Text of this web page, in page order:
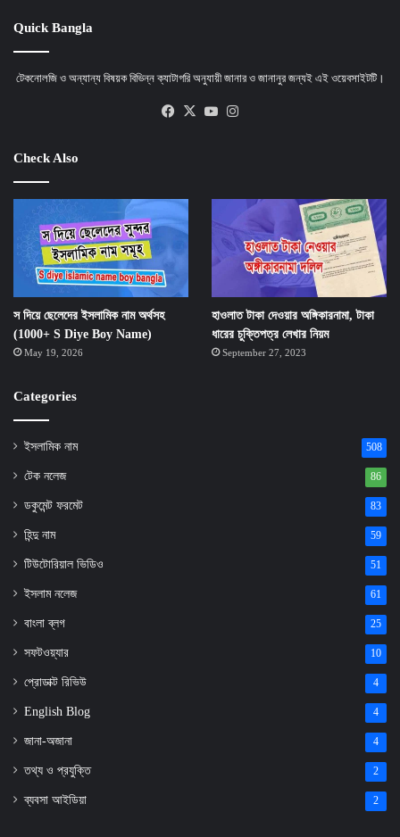
Quick Bangla
টেকনোলজি ও অন্যান্য বিষয়ক বিভিন্ন ক্যাটাগরি অনুযায়ী জানার ও জানানুর জন্যই এই ওয়েবসাইটটি।
Facebook
X YouTube
Check Also
স দিয়ে ছেলেদের ইসলামিক নাম অর্থসহ
(1000+ S Diye Boy Name)
May 19, 2026
হাওলাত টাকা দেওয়ার অঙ্গিকারনামা, টাকা
ধারের চুক্তিপত্র লেখার নিয়ম
September 27, 2023
Categories
ইসলামিক নাম 508
টেক নলেজ 86
ডকুমেন্ট ফরমেট 83
হিন্দু নাম 59
টিউটোরিয়াল ভিডিও 51
ইসলাম নলেজ 61
বাংলা ব্লগ 25
সফটওয়্যার 10
প্রোডাক্ট রিভিউ 4
English Blog 4
জানা-অজানা 4
তথ্য ও প্রযুক্তি 2
ব্যবসা আইডিয়া 2